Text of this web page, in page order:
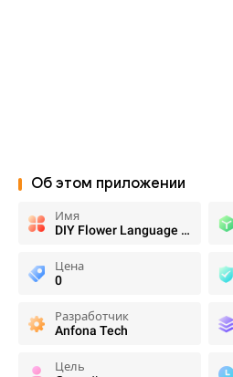
Об этом приложении
Имя
DIY Flower Language App
Цена
0
Разработчик
Anfona Tech
Цель